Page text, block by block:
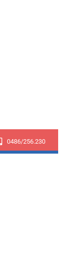
0486/256.230